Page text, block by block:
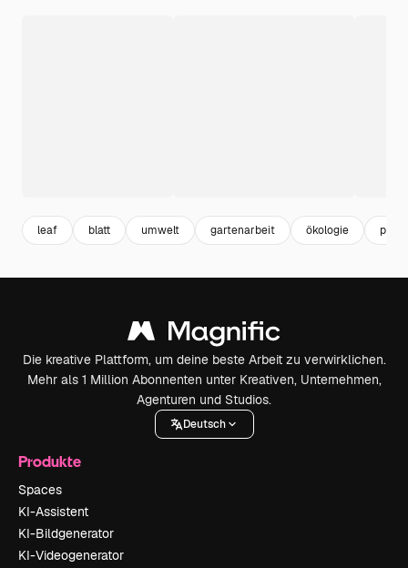
leaf blatt umwelt gartenarbeit ökologie
Die kreative Plattform, um deine beste Arbeit zu verwirklichen.
Mehr als 1 Million Abonnenten unter Kreativen, Unternehmen,
Agenturen und Studios.
Deutsch
Produkte
Spaces
KI-Assistent
KI-Bildgenerator
KI-Videogenerator